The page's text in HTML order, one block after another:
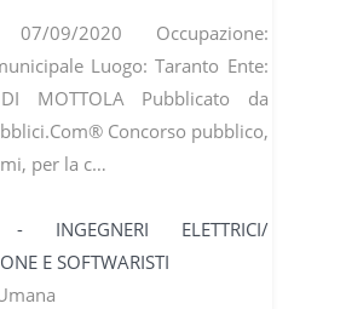
07/09/2020 Occupazione:
Luogo: Taranto Ente:
MOTTOLA Pubblicato da
Concorso pubblico,
per la c…
INGEGNERI ELETTRICI/
E SOFTWARISTI